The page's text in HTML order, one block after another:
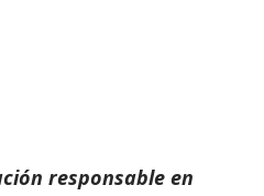
responsable en